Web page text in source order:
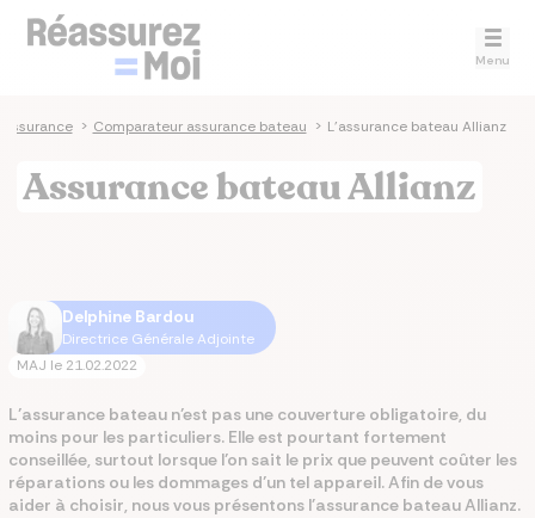
Menu
> Comparateur assurance bateau > L'assurance bateau Allianz
Assurance bateau Allianz
Delphine Bardou
Directrice Générale Adjointe
MAJ le 21.02.2022
L’assurance bateau n’est pas une couverture obligatoire, du
moins pour les particuliers. Elle est pourtant fortement
conseillée, surtout lorsque l’on sait le prix que peuvent coûter les
réparations ou les dommages d’un tel appareil. Afin de vous
aider à choisir, nous vous présentons l'assurance bateau Allianz.